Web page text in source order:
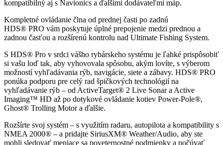
kompatibilný aj s Navionics a ďalšími dodávateľmi máp.
Kompletné ovládanie člna od prednej časti po zadnú
HDS® PRO vám poskytuje úplné prepojenie medzi prednou a
zadnou časťou a rozšírenú kontrolu nad Ultimate Fishing System.
S HDS® Pro v srdci vášho rybárskeho systému je ľahké prispôsobiť
si vašu loď tak, aby vyhovovala spôsobu, akým lovíte, s výberom
možností vyhľadávania rýb, navigácie, siete a zábavy. HDS® PRO
ponúka podporu pre celý rad špičkových technológií na
vyhľadávanie rýb – od ActiveTarget® 2 Live Sonar a Active
Imaging™ HD až po dotykové ovládanie kotiev Power-Pole®,
Ghost® Trolling Motor a ďalšie.
Rozšírte svoj systém – s využitím radaru, autopilota a kompatibility s
NMEA 2000® – a pridajte SiriusXM® Weather/Audio, aby ste
mohli sledovať meniace sa poveternostné podmienky a počúvať